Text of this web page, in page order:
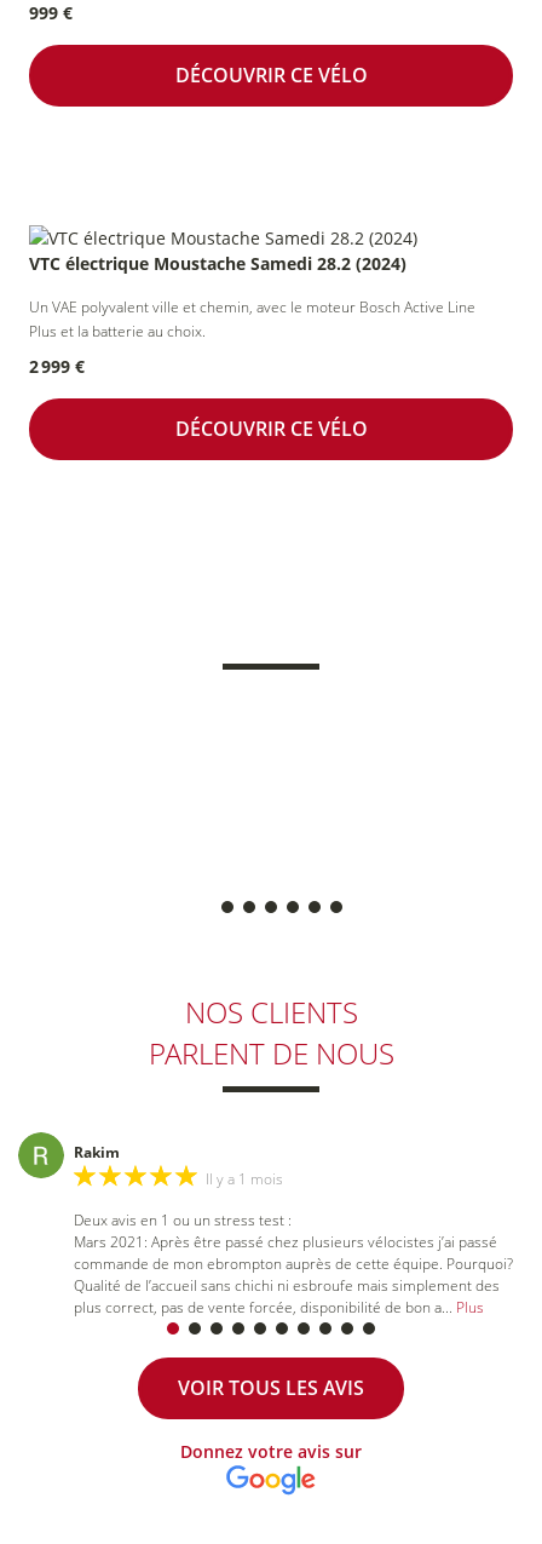
999 €
DÉCOUVRIR CE VÉLO
VTC électrique Moustache Samedi 28.2 (2024)
Un VAE polyvalent ville et chemin, avec le moteur Bosch Active Line
Plus et la batterie au choix.
2 999 €
DÉCOUVRIR CE VÉLO
NOS CLIENTS
PARLENT DE NOUS
Rakim
Il y a 1 mois
Deux avis en 1 ou un stress test :
Mars 2021: Après être passé chez plusieurs vélocistes j’ai passé
commande de mon ebrompton auprès de cette équipe. Pourquoi?
Qualité de l’accueil sans chichi ni esbroufe mais simplement des
plus correct, pas de vente forcée, disponibilité de bon a... Plus
VOIR TOUS LES AVIS
Donnez votre avis sur